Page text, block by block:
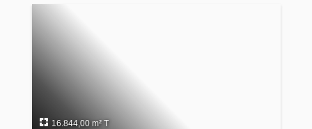
16.844,00 m² T